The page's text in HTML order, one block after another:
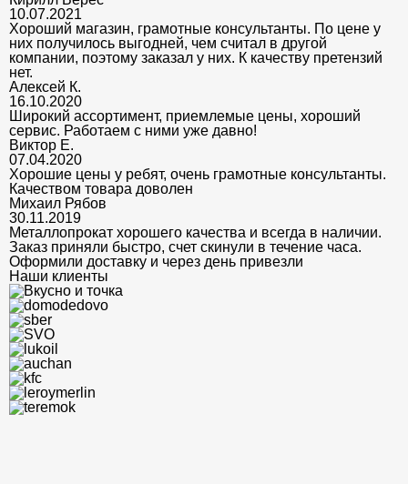
10.07.2021
Хороший магазин, грамотные консультанты. По цене у
них получилось выгодней, чем считал в другой
компании, поэтому заказал у них. К качеству претензий
нет.
Алексей К.
16.10.2020
Широкий ассортимент, приемлемые цены, хороший
сервис. Работаем с ними уже давно!
Виктор Е.
07.04.2020
Хорошие цены у ребят, очень грамотные консультанты.
Качеством товара доволен
Михаил Рябов
30.11.2019
Металлопрокат хорошего качества и всегда в наличии.
Заказ приняли быстро, счет скинули в течение часа.
Оформили доставку и через день привезли
Наши клиенты